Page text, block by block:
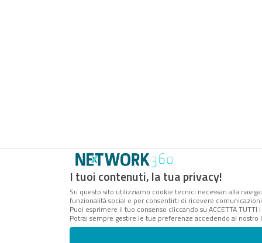
I tuoi contenuti, la tua privacy!
Su questo sito utilizziamo cookie tecnici necessari alla
funzionalità social e per consentirti di ricevere
Puoi esprimere il tuo consenso cliccando su ACCETTA
Potrai sempre gestire le tue preferenze accedendo al